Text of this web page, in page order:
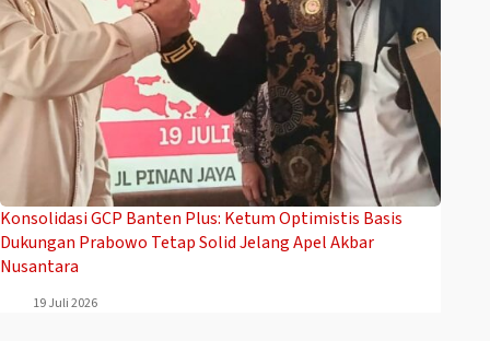
Konsolidasi GCP Banten Plus: Ketum Optimistis Basis
Dukungan Prabowo Tetap Solid Jelang Apel Akbar
Nusantara
19 Juli 2026